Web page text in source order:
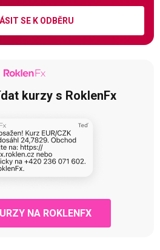
SE K ODBĚRU
kurzy s RoklenFx
NA ROKLENFX